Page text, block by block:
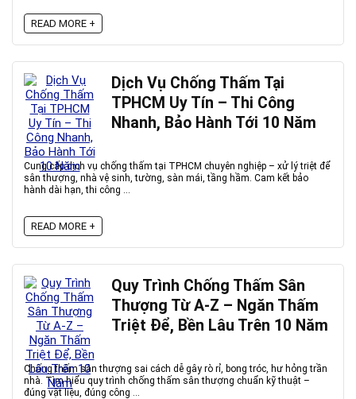
READ MORE +
Dịch Vụ Chống Thấm Tại
TPHCM Uy Tín – Thi Công
Nhanh, Bảo Hành Tới 10 Năm
Cung cấp dịch vụ chống thấm tại TPHCM chuyên nghiệp – xử lý triệt để
sân thượng, nhà vệ sinh, tường, sàn mái, tầng hầm. Cam kết bảo
hành dài hạn, thi công ...
READ MORE +
Quy Trình Chống Thấm Sân
Thượng Từ A-Z – Ngăn Thấm
Triệt Để, Bền Lâu Trên 10 Năm
Chống thấm sân thượng sai cách dễ gây rò rỉ, bong tróc, hư hỏng trần
nhà. Tìm hiểu quy trình chống thấm sân thượng chuẩn kỹ thuật –
đúng vật liệu, đúng công ...